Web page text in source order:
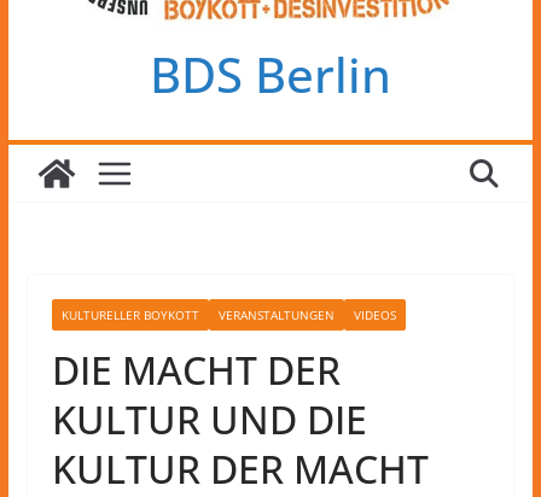
BDS Berlin
KULTURELLER BOYKOTT VERANSTALTUNGEN VIDEOS
DIE MACHT DER
KULTUR UND DIE
KULTUR DER MACHT